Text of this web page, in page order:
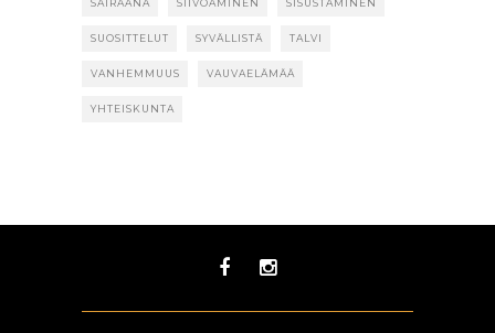
SUOSITTELUT SYVÄLLISTÄ TALVI
VANHEMMUUS VAUVAELÄMÄÄ
YHTEISKUNTA